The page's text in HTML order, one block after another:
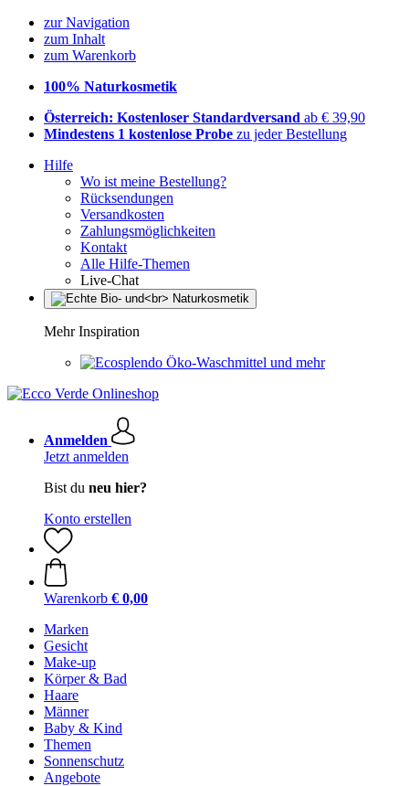
zur Navigation
zum Inhalt
zum Warenkorb
100% Naturkosmetik
Österreich: Kostenloser Standardversand ab € 39,90
Mindestens 1 kostenlose Probe zu jeder Bestellung
Hilfe
Wo ist meine Bestellung?
Rücksendungen
Versandkosten
Zahlungsmöglichkeiten
Kontakt
Alle Hilfe-Themen
Live-Chat
Mehr Inspiration
Öko-Waschmittel und mehr
Anmelden
Jetzt anmelden
Bist du neu hier?
Konto erstellen
Warenkorb € 0,00
Marken
Gesicht
Make-up
Körper & Bad
Haare
Männer
Baby & Kind
Themen
Sonnenschutz
Angebote